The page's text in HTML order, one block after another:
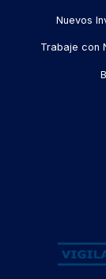
Nuevos
Trabaje con